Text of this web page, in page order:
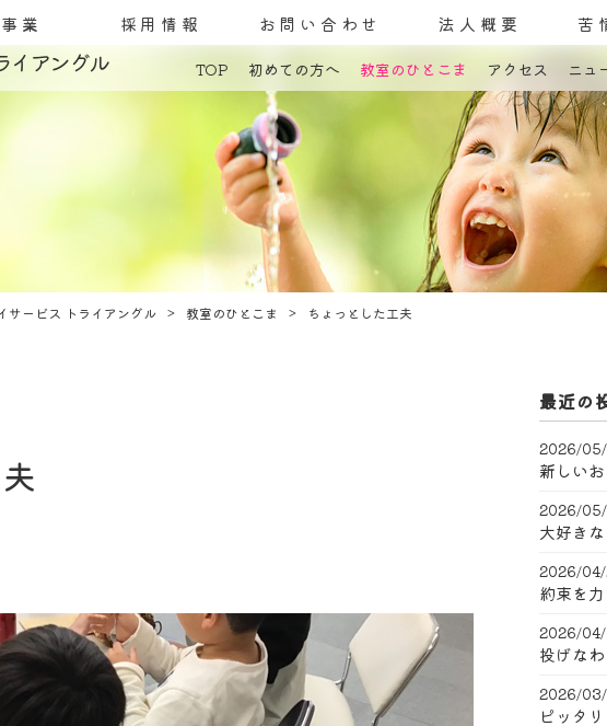
業 採用情報 お問い合わせ 法人概要 苦
イアングル TOP 初めての方へ
コンセプト
発達障害とは
教室案内
療育内容
施設紹介
利用料金
ご利用までの流れ
教室のひとこま アクセス ニュ
サービス トライアングル 教室のひとこま ちょっとした工夫
最近の
2026/
新しい
2026/05/
大好き
2026/
約束を
2026/
投げな
2026/
ピッタ